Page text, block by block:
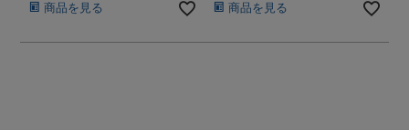
商品を見る 商品を見る